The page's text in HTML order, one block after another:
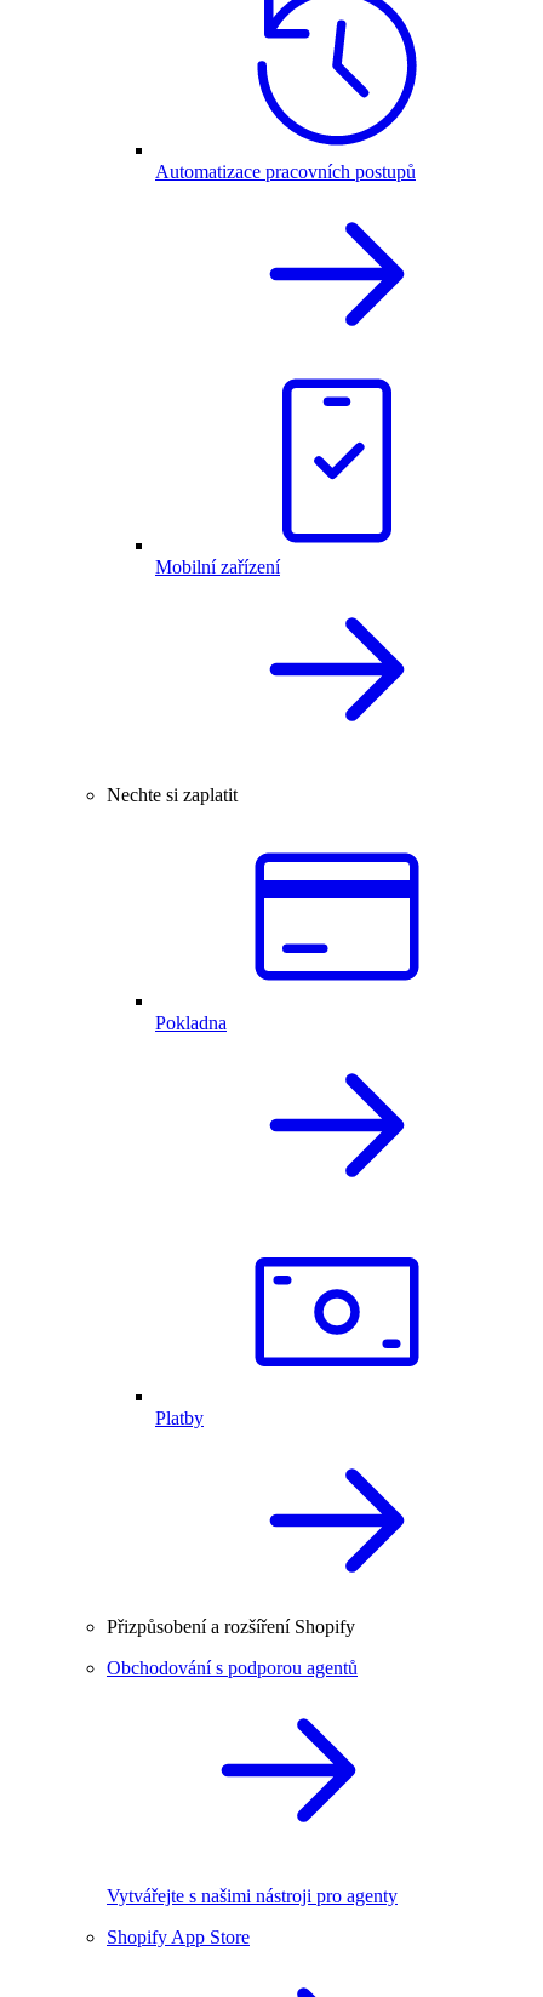
Automatizace pracovních postupů
Mobilní zařízení
Nechte si zaplatit
Pokladna
Platby
Přizpůsobení a rozšíření Shopify
Obchodování s podporou agentů
Vytvářejte s našimi nástroji pro agenty
Shopify App Store